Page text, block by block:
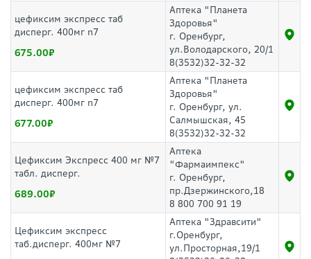
цефиксим экспресс таб
дисперг. 400мг n7
675.00
Аптека "Планета
Здоровья"
г. Оренбург,
ул.Володарского, 20/1
8(3532)32-32-32
цефиксим экспресс таб
дисперг. 400мг n7
677.00
Аптека "Планета
Здоровья"
г. Оренбург, ул.
Салмышская, 45
8(3532)32-32-32
Цефиксим Экспресс 400 мг №7
табл. дисперг.
689.00
Аптека
"Фармаимпекс"
г. Оренбург,
пр.Дзержинского,18
8 800 700 91 19
Цефиксим экспресс
таб.дисперг. 400мг №7
Аптека "Здравсити"
г.Оренбург,
ул.Просторная,19/1